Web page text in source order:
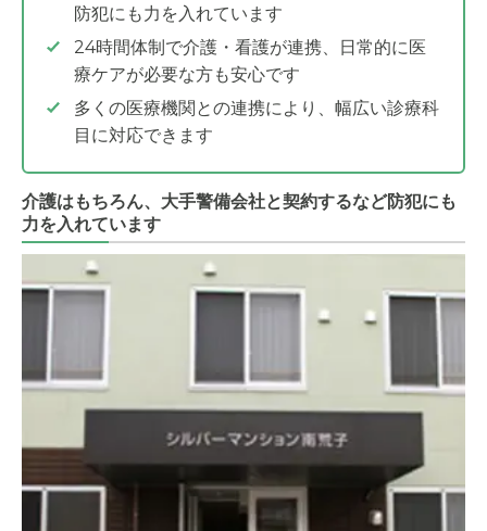
防犯にも力を入れています
24時間体制で介護・看護が連携、日常的に医
療ケアが必要な方も安心です
多くの医療機関との連携により、幅広い診療科
目に対応できます
介護はもちろん、大手警備会社と契約するなど防犯にも
力を入れています